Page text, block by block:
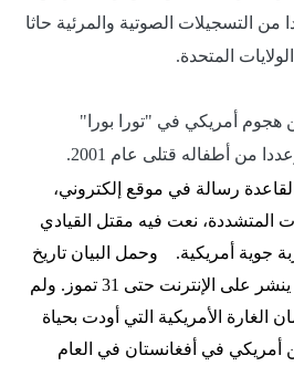
من التسجيلات الصوتية والمرئية حاثا
المتحدة.
هجوم أمريكي في "تورا بورا"
من أطفاله قتلى عام 2001.
رسالة في موقع إلكتروني،
المتشددة، نعت فيه مقتل القيادي
جوية أمريكية.
وحمل البيان تاريخ
14 تموز الماضي، إلا أنه لم ينشر على الإنترنت حتى 31 تموز. ولم
الغارة الأمريكية التي أودت بحياة
في أفغانستان في العام